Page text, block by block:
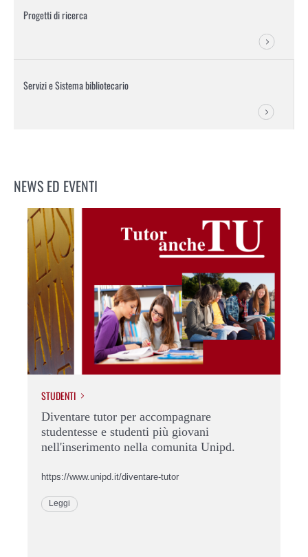
Progetti di ricerca
Servizi e Sistema bibliotecario
NEWS ED EVENTI
STUDENTI
Diventare tutor per accompagnare
studentesse e studenti più giovani
nell'inserimento nella comunita Unipd.
https://www.unipd.it/diventare-tutor
Leggi